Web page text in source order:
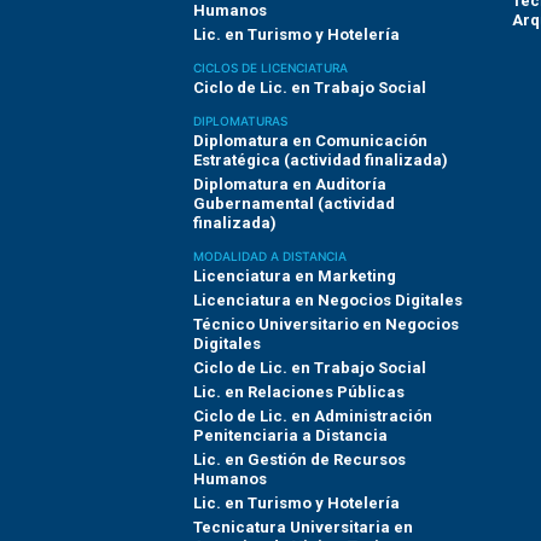
Humanos
Lic. en Turismo y Hotelería
CICLOS DE LICENCIATURA
Ciclo de Lic. en Trabajo Social
DIPLOMATURAS
Diplomatura en Comunicación
Estratégica (actividad finalizada)
Diplomatura en Auditoría
Gubernamental (actividad
finalizada)
MODALIDAD A DISTANCIA
Licenciatura en Marketing
Licenciatura en Negocios Digitales
Técnico Universitario en Negocios
Digitales
Ciclo de Lic. en Trabajo Social
Lic. en Relaciones Públicas
Ciclo de Lic. en Administración
Penitenciaria a Distancia
Lic. en Gestión de Recursos
Humanos
Lic. en Turismo y Hotelería
Tecnicatura Universitaria en